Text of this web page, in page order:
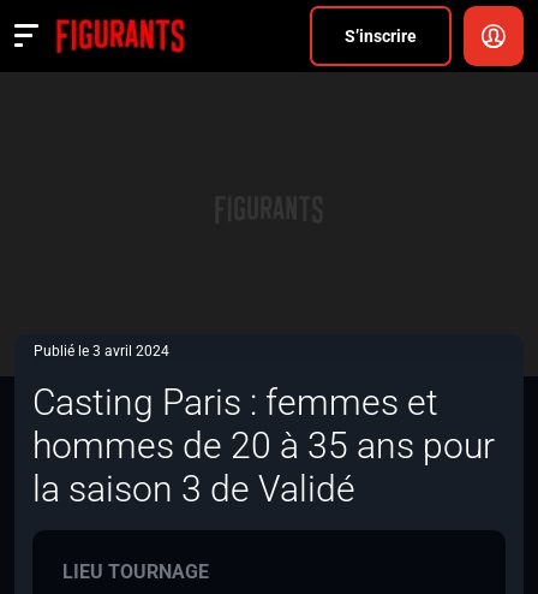
S’inscrire
Actualités
Publié le 3 avril 2024
Casting Paris : femmes et
hommes de 20 à 35 ans pour
la saison 3 de Validé
LIEU TOURNAGE